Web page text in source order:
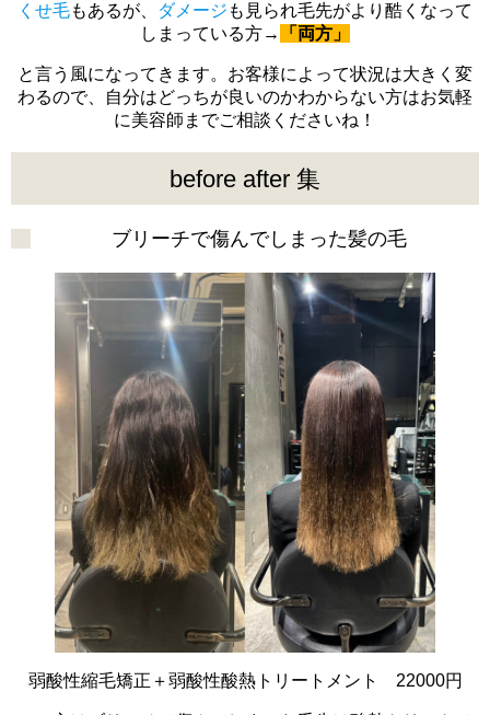
くせ毛もあるが、 ダメージ も見られ毛先がより酷くなって
しまっている方→
「両方」
と言う風になってきます。お客様によって状況は大きく変
わるので、自分はどっちが良いのかわからない方はお気軽
に美容師までご相談くださいね！
before after 集
ブリーチで傷んでしまった髪の毛
弱酸性縮毛矯正＋弱酸性酸熱トリートメント 22000円